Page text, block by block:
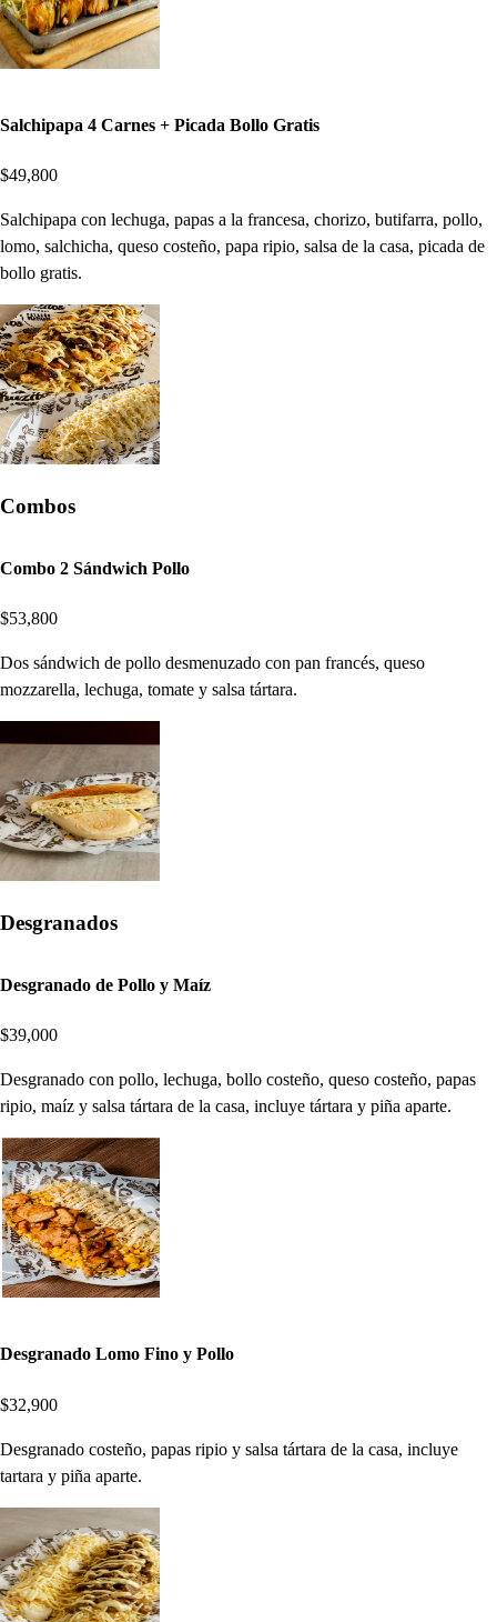
Salchipapa 4 Carnes + Picada Bollo Gratis
$49,800
Salchipapa con lechuga, papas a la francesa, chorizo, butifarra, pollo,
lomo, salchicha, queso costeño, papa ripio, salsa de la casa, picada de
bollo gratis.
Combos
Combo 2 Sándwich Pollo
$53,800
Dos sándwich de pollo desmenuzado con pan francés, queso
mozzarella, lechuga, tomate y salsa tártara.
Desgranados
Desgranado de Pollo y Maíz
$39,000
Desgranado con pollo, lechuga, bollo costeño, queso costeño, papas
ripio, maíz y salsa tártara de la casa, incluye tártara y piña aparte.
Desgranado Lomo Fino y Pollo
$32,900
Desgranado costeño, papas ripio y salsa tártara de la casa, incluye
tartara y piña aparte.